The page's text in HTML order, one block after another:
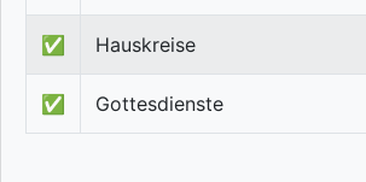
✅ Hauskreise
✅ Gottesdienste